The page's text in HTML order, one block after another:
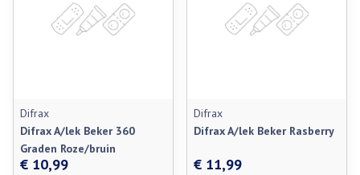
Difrax
Difrax A/lek Beker 360
Graden Roze/bruin
€ 10,99
Difrax
Difrax A/lek Beker Rasberry
€ 11,99